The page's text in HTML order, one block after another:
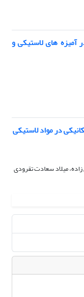
آمیزه های لاستیکی و
در مواد لاستیکی
میلاد سعادت تقرودی